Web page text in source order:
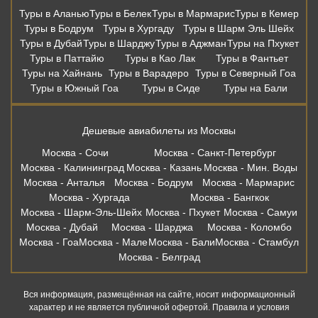
Туры в АланьюТуры в БелекТуры в МармарисТуры в Кемер
Туры в Бодрум
Туры в Хургаду
Туры в Шарм Эль Шейх
Туры в ДубайТуры в ШарджуТуры в АджманТуры на Пхукет
Туры в Паттайю
Туры в Као Лак
Туры в Фантьет
Туры на Хайнань Туры в Варадеро Туры в Северный Гоа
Туры в Южный Гоа
Туры в Сиде Туры на Бали
Дешевые авиабилеты из Москвы
Москва - Сочи
Москва - Санкт-Петербург
Москва - Калининград Москва - Казань Москва - Мин. Воды
Москва - Анталья
Москва - Бодрум
Москва - Мармарис
Москва - Хургада
Москва - Бангкок
Москва - Шарм-Эль-Шейх Москва - Пхукет Москва - Самуи
Москва - Дубай
Москва - Шарджа
Москва - Коломбо
Москва - ГоаМосква - МалеМосква - БалиМосква - Стамбул
Москва - Белград
Вся информация, размещённая на сайте, носит информационный
характер и не является публичной офертой. Правила и условия